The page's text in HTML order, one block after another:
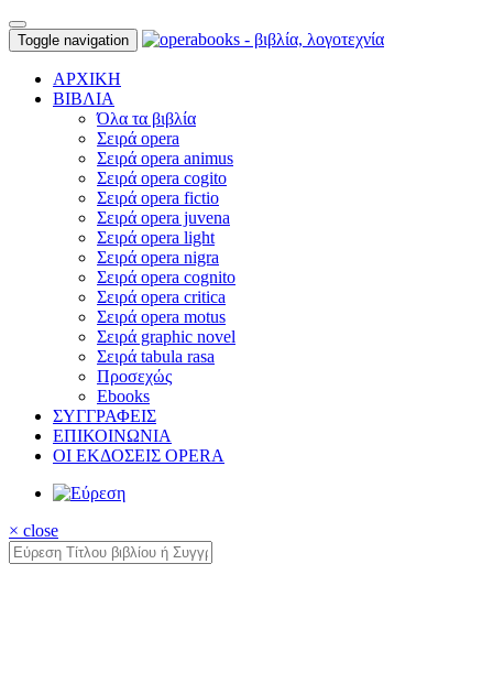
Toggle navigation
ΑΡΧΙΚΗ
ΒΙΒΛΙΑ
Όλα τα βιβλία
Σειρά opera
Σειρά opera animus
Σειρά opera cogito
Σειρά opera fictio
Σειρά opera juvena
Σειρά opera light
Σειρά opera nigra
Σειρά opera cognito
Σειρά opera critica
Σειρά opera motus
Σειρά graphic novel
Σειρά tabula rasa
Προσεχώς
Ebooks
ΣΥΓΓΡΑΦΕΙΣ
ΕΠΙΚΟΙΝΩΝΙΑ
ΟΙ ΕΚΔΟΣΕΙΣ OPERA
× close